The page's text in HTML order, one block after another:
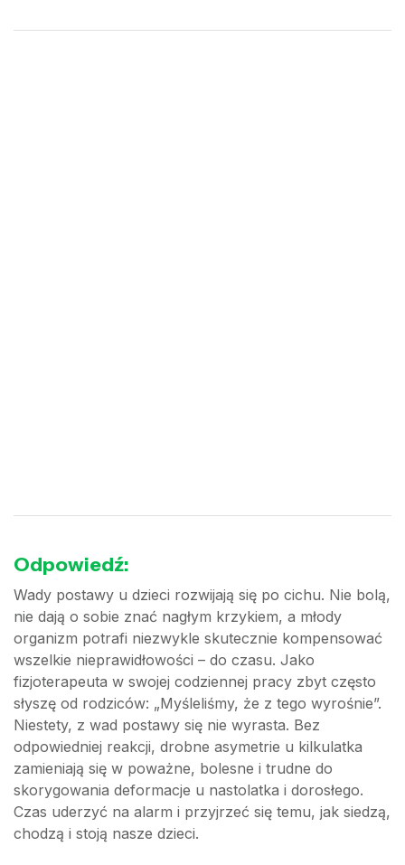
Odpowiedź:
Wady postawy u dzieci rozwijają się po cichu. Nie bolą,
nie dają o sobie znać nagłym krzykiem, a młody
organizm potrafi niezwykle skutecznie kompensować
wszelkie nieprawidłowości – do czasu. Jako
fizjoterapeuta w swojej codziennej pracy zbyt często
słyszę od rodziców: „Myśleliśmy, że z tego wyrośnie”.
Niestety, z wad postawy się nie wyrasta. Bez
odpowiedniej reakcji, drobne asymetrie u kilkulatka
zamieniają się w poważne, bolesne i trudne do
skorygowania deformacje u nastolatka i dorosłego.
Czas uderzyć na alarm i przyjrzeć się temu, jak siedzą,
chodzą i stoją nasze dzieci.